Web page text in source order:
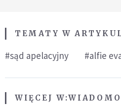
TEMATY W
#sąd apelacyjny #alfie
WIĘCEJ W: